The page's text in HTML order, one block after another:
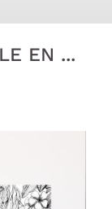
EN ...